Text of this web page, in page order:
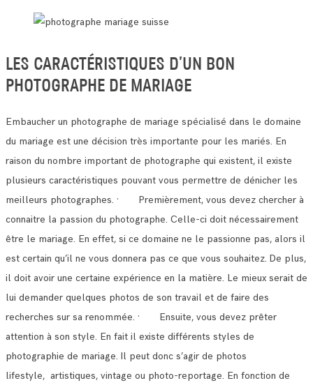
LES CARACTÉRISTIQUES D’UN BON
PHOTOGRAPHE DE MARIAGE
Embaucher un photographe de mariage spécialisé dans le domaine
du mariage est une décision très importante pour les mariés. En
raison du nombre important de photographe qui existent, il existe
plusieurs caractéristiques pouvant vous permettre de dénicher les
meilleurs photographes. · Premièrement, vous devez chercher à
connaitre la passion du photographe. Celle-ci doit nécessairement
être le mariage. En effet, si ce domaine ne le passionne pas, alors il
est certain qu’il ne vous donnera pas ce que vous souhaitez. De plus,
il doit avoir une certaine expérience en la matière. Le mieux serait de
lui demander quelques photos de son travail et de faire des
recherches sur sa renommée. · Ensuite, vous devez prêter
attention à son style. En fait il existe différents styles de
photographie de mariage. Il peut donc s’agir de photos
lifestyle, artistiques, vintage ou photo-reportage. En fonction de